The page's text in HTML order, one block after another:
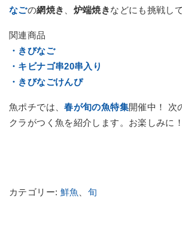
なごの網焼き 炉端焼きなどにも挑戦し
関連商品
・きびなご
・キビナゴ串20串入り
・きびなごけんぴ
魚ポチでは、春が旬の魚特集開催中！ 次
クラがつく魚を紹介します。お楽しみに！
カテゴリー: 鮮魚 旬